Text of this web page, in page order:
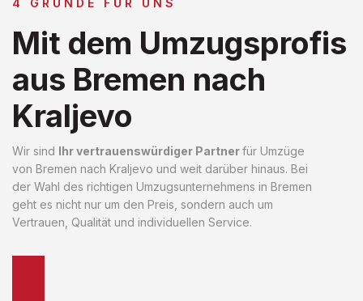
4 GRÜNDE FÜR UNS
Mit dem Umzugsprofis
aus Bremen nach
Kraljevo
Wir sind Ihr vertrauenswürdiger Partnerfür Umzüge
von Bremen nach Kraljevo und weit darüber hinaus. Bei
der Wahl des richtigen Umzugsunternehmens in Bremen
geht es nicht nur um den Preis, sondern auch um
Vertrauen, Qualität und individuellen Service.